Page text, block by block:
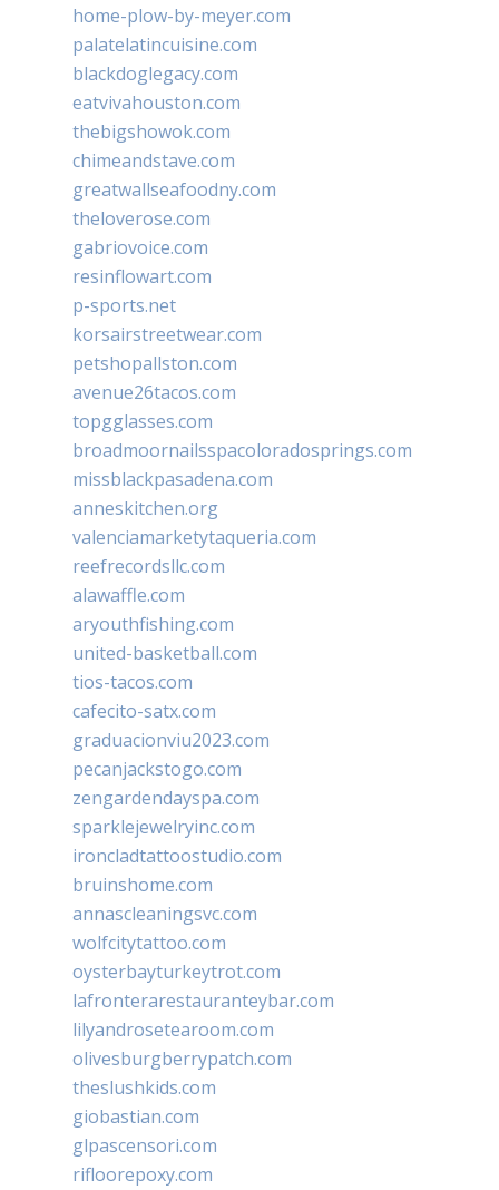
home-plow-by-meyer.com
palatelatincuisine.com
blackdoglegacy.com
eatvivahouston.com
thebigshowok.com
chimeandstave.com
greatwallseafoodny.com
theloverose.com
gabriovoice.com
resinflowart.com
p-sports.net
korsairstreetwear.com
petshopallston.com
avenue26tacos.com
topgglasses.com
broadmoornailsspacoloradosprings.com
missblackpasadena.com
anneskitchen.org
valenciamarketytaqueria.com
reefrecordsllc.com
alawaffle.com
aryouthfishing.com
united-basketball.com
tios-tacos.com
cafecito-satx.com
graduacionviu2023.com
pecanjackstogo.com
zengardendayspa.com
sparklejewelryinc.com
ironcladtattoostudio.com
bruinshome.com
annascleaningsvc.com
wolfcitytattoo.com
oysterbayturkeytrot.com
lafronterarestauranteybar.com
lilyandrosetearoom.com
olivesburgberrypatch.com
theslushkids.com
giobastian.com
glpascensori.com
rifloorepoxy.com